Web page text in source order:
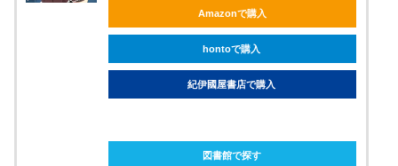
Amazonで購入
hontoで購入
紀伊國屋書店で購入
図書館で探す